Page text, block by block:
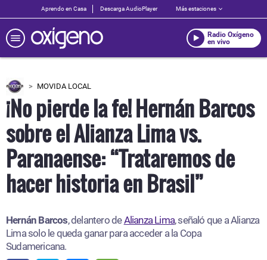
Aprendo en Casa Descarga AudioPlayer Más estaciones
Radio Oxígeno
en vivo
MOVIDA LOCAL
¡No pierde la fe! Hernán Barcos
sobre el Alianza Lima vs.
Paranaense: “Trataremos de
hacer historia en Brasil”
Hernán Barcos, delantero deAlianza Lima, señaló que a Alianza
Lima solo le queda ganar para acceder a la Copa
Sudamericana.